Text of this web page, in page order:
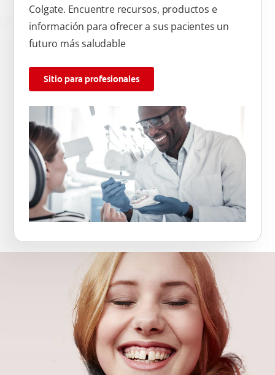
Colgate. Encuentre recursos, productos e
información para ofrecer a sus pacientes un
futuro más saludable
Sitio para profesionales